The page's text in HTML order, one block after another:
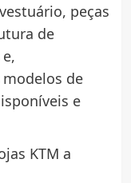
peças
de
de
e
KTM a